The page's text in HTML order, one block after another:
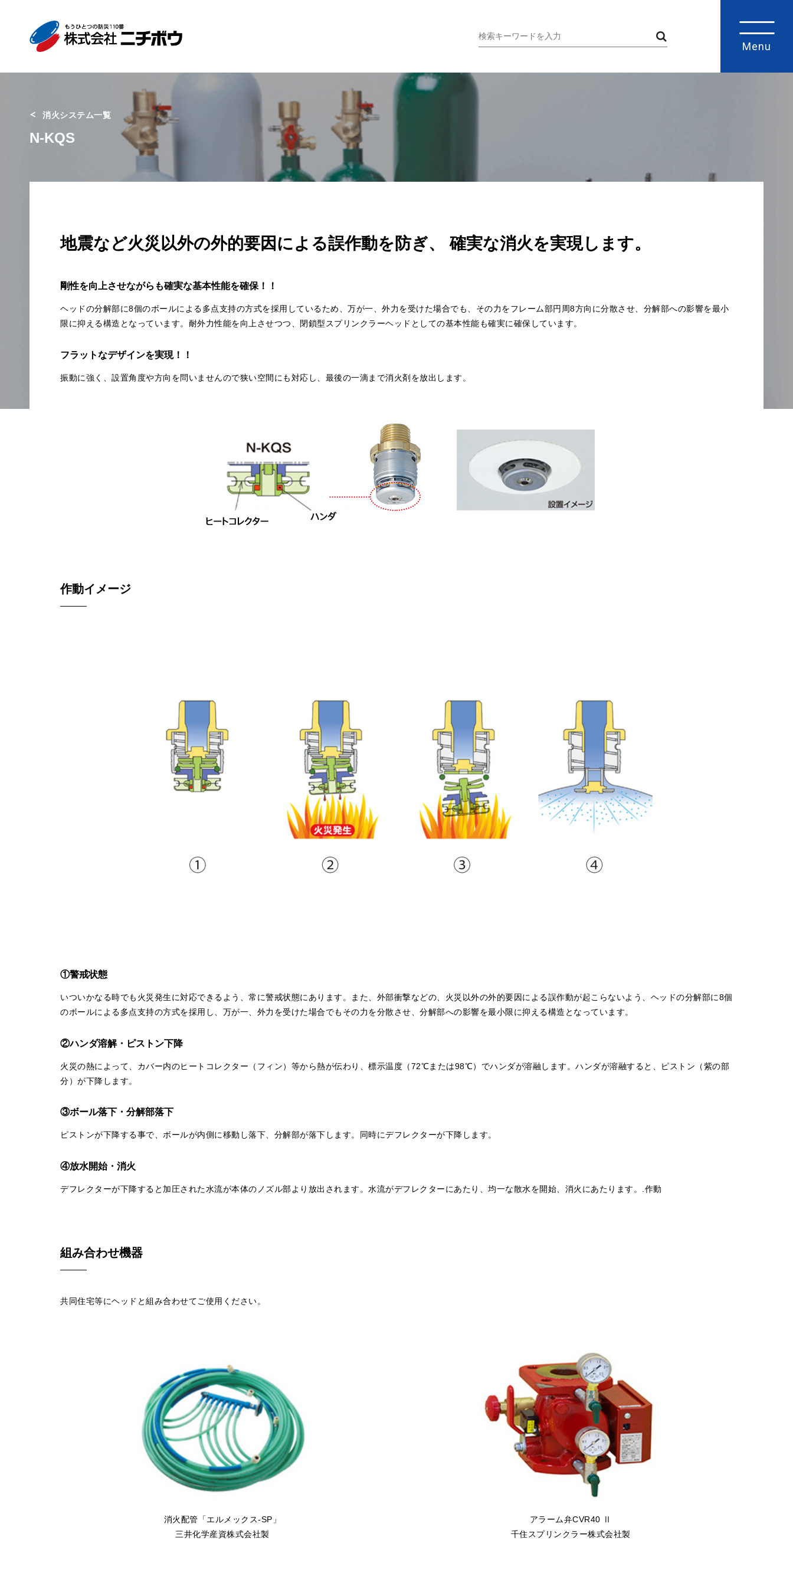
Menu
消火システム一覧
N-KQS
地震など火災以外の外的要因による誤作動を防ぎ、 確実な消火を実現します。
剛性を向上させながらも確実な基本性能を確保！！
ヘッドの分解部に8個のボールによる多点支持の方式を採用しているため、万が一、外力を受けた場合でも、その力をフレーム部円周8方向に分散させ、分解部への影響を最小
限に抑える構造となっています。耐外力性能を向上させつつ、閉鎖型スプリンクラーヘッドとしての基本性能も確実に確保しています。
フラットなデザインを実現！！
振動に強く、設置角度や方向を問いませんので狭い空間にも対応し、最後の一滴まで消火剤を放出します。
作動イメージ
①警戒状態
いついかなる時でも火災発生に対応できるよう、常に警戒状態にあります。また、外部衝撃などの、火災以外の外的要因による誤作動が起こらないよう、ヘッドの分解部に8個
のボールによる多点支持の方式を採用し、万が一、外力を受けた場合でもその力を分散させ、分解部への影響を最小限に抑える構造となっています。
②ハンダ溶解・ピストン下降
火災の熱によって、カバー内のヒートコレクター（フィン）等から熱が伝わり、標示温度（72℃または98℃）でハンダが溶融します。ハンダが溶融すると、ピストン（紫の部
分）が下降します。
③ボール落下・分解部落下
ピストンが下降する事で、ボールが内側に移動し落下、分解部が落下します。同時にデフレクターが下降します。
④放水開始・消火
デフレクターが下降すると加圧された水流が本体のノズル部より放出されます。水流がデフレクターにあたり、均一な散水を開始、消火にあたります。.作動
組み合わせ機器
共同住宅等にヘッドと組み合わせてご使用ください。
消火配管「エルメックス-SP」
三井化学産資株式会社製
アラーム弁CVR40 Ⅱ
千住スプリンクラー株式会社製